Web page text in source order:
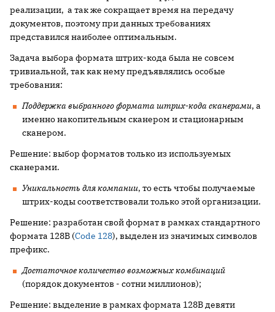
реализации, а так же сокращает время на передачу
документов, поэтому при данных требованиях
представился наиболее оптимальным.
Задача выбора формата штрих-кода была не совсем
тривиальной, так как нему предъявлялись особые
требования:
Поддержка выбранного формата штрих-кода сканерами, а
именно накопительным сканером и стационарным
сканером.
Решение: выбор форматов только из используемых
сканерами.
Уникальность для компании, то есть чтобы получаемые
штрих-коды соответствовали только этой организации.
Решение: разработан свой формат в рамках стандартного
формата 128В (Code 128), выделен из значимых символов
префикс.
Достаточное количество возможных комбинаций
(порядок документов - сотни миллионов);
Решение: выделение в рамках формата 128В девяти